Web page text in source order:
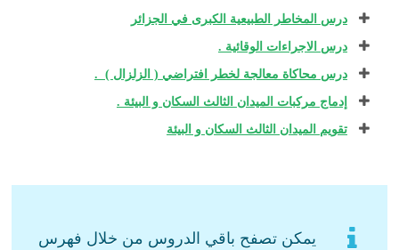
درس المخاطر الطبيعية الكبرى في الجزائر
درس الاجراءات الوقائية .
درس محاكاة معالجة لخطر افتراضي ( الزلزال ) .
إدماج مركبات الميدان الثالث السكان و البيئة .
تقويم الميدان الثالث السكان و البيئة
يمكن تصفح باقي الدروس من خلال فهرس